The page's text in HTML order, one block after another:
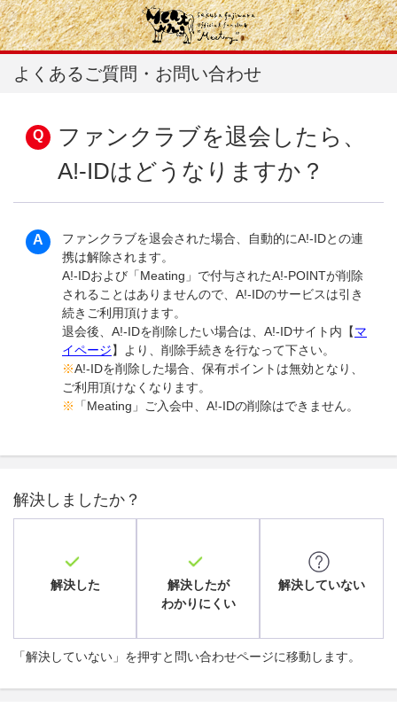
よくあるご質問・お問い合わせ
ファンクラブを退会したら、
A!-IDはどうなりますか？
ファンクラブを退会された場合、自動的にA!-IDとの連
携は解除されます。
A!-IDおよび「Meating」で付与されたA!-POINTが削除
されることはありませんので、A!-IDのサービスは引き
続きご利用頂けます。
退会後、A!-IDを削除したい場合は、A!-IDサイト内【マ
イページ】より、削除手続きを行なって下さい。
※A!-IDを削除した場合、保有ポイントは無効となり、
ご利用頂けなくなります。
※
「Meating」ご入会中、A!-IDの削除はできません。
解決しましたか？
解決した
解決したが
わかりにくい
解決していない
「解決していない」を押すと問い合わせページに移動します。